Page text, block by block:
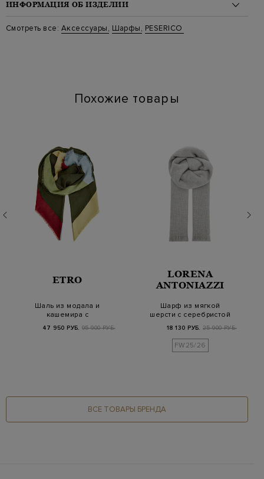
ИНФОРМАЦИЯ ОБ ИЗДЕЛИИ
Материал: вискоза 57%, хлопок 42%, полиэстер 1%
Стиль: Палантины
Смотреть все: Аксессуары, Шарфы, PESERICO
Похожие товары
ETRO
Шаль из модала и
кашемира с
мотивом и прин…
47 950 РУБ. 95 900 РУБ.
LORENA
ANTONIAZZI
Шарф из мягкой
шерсти с серебристой
18 130 РУБ. 25 900 РУБ.
FW25/26
ВСЕ ТОВАРЫ БРЕНДА